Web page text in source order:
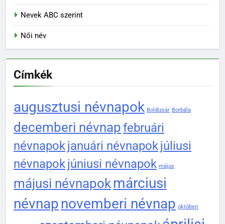
Nevek ABC szerint
Női név
Címkék
augusztusi névnapok Boldizsár Borbála
decemberi névnapfebruári
névnapokjanuári névnapokjúliusi
névnapokjúniusi névnapok május
májusi névnapokmárciusi
névnap novemberi névnap októberi